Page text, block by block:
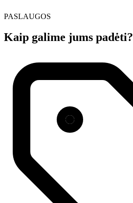
PASLAUGOS
Kaip galime jums padėti?